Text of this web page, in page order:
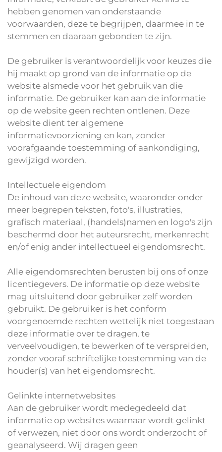
hebben genomen van onderstaande
voorwaarden, deze te begrijpen, daarmee in te
stemmen en daaraan gebonden te zijn.
De gebruiker is verantwoordelijk voor keuzes die
hij maakt op grond van de informatie op de
website alsmede voor het gebruik van die
informatie. De gebruiker kan aan de informatie
op de website geen rechten ontlenen. Deze
website dient ter algemene
informatievoorziening en kan, zonder
voorafgaande toestemming of aankondiging,
gewijzigd worden.
Intellectuele eigendom
De inhoud van deze website, waaronder onder
meer begrepen teksten, foto's, illustraties,
grafisch materiaal, (handels)namen en logo's zijn
beschermd door het auteursrecht, merkenrecht
en/of enig ander intellectueel eigendomsrecht.
Alle eigendomsrechten berusten bij ons of onze
licentiegevers. De informatie op deze website
mag uitsluitend door gebruiker zelf worden
gebruikt. De gebruiker is het conform
voorgenoemde rechten wettelijk niet toegestaan
deze informatie over te dragen, te
verveelvoudigen, te bewerken of te verspreiden,
zonder vooraf schriftelijke toestemming van de
houder(s) van het eigendomsrecht.
Gelinkte internetwebsites
Aan de gebruiker wordt medegedeeld dat
informatie op websites waarnaar wordt gelinkt
of verwezen, niet door ons wordt onderzocht of
geanalyseerd. Wij dragen geen